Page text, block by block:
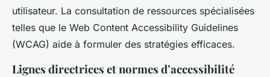
utilisateur. La consultation de ressources spécialisées
telles que le Web Content Accessibility Guidelines
(WCAG) aide à formuler des stratégies efficaces.
Lignes directrices et normes d’accessibilité